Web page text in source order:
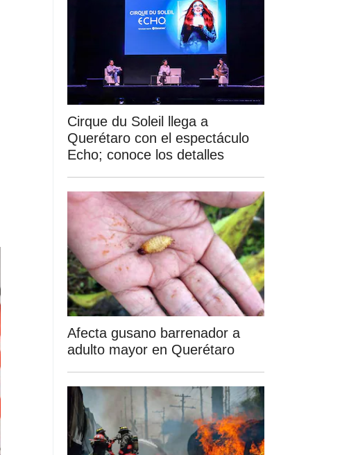
Cirque du Soleil llega a
Querétaro con el espectáculo
Echo; conoce los detalles
Afecta gusano barrenador a
adulto mayor en Querétaro